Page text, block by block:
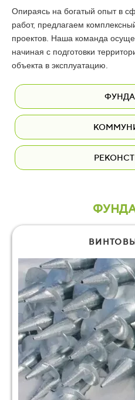
Опираясь на богатый опыт в
работ, предлагаем
проектов. Наша команда
начиная с подготовки
объекта в эксплуатацию.